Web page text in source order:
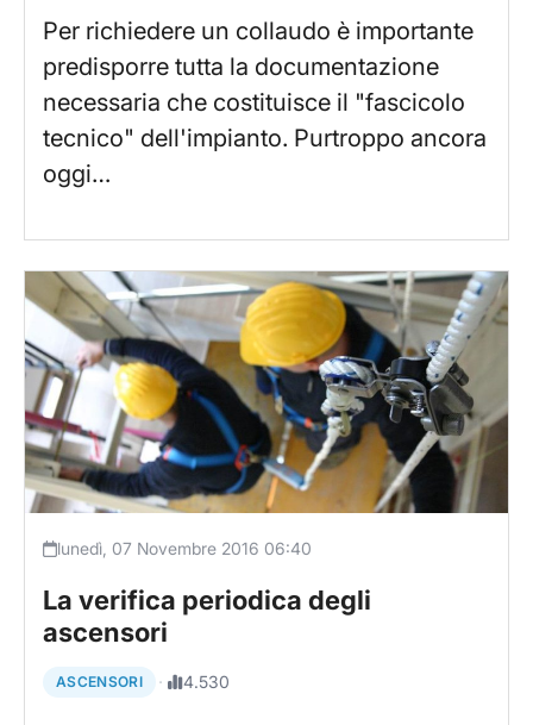
Per richiedere un collaudo è importante
predisporre tutta la documentazione
necessaria che costituisce il "fascicolo
tecnico" dell'impianto. Purtroppo ancora
oggi…
lunedì, 07 Novembre 2016 06:40
La verifica periodica degli
ascensori
ASCENSORI · 4.530